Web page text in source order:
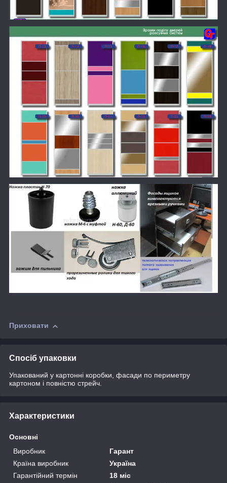
Приховати
Спосіб упаковки
Упакований у картонні коробки, фасади по периметру
картоном і повністю стрейч.
Характеристики
Основні
Виробник
Гарант
Країна виробник
Україна
Гарантійний термін
18 міс